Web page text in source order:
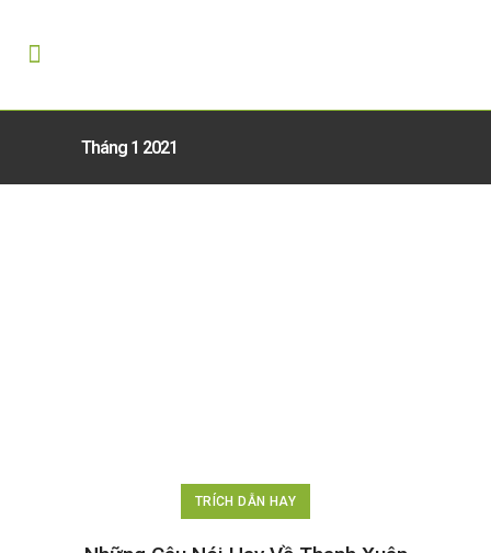
Tháng 1 2021
TRÍCH DẪN HAY